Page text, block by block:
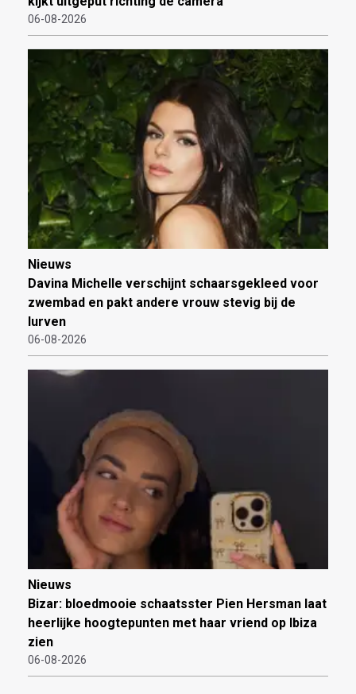
06-08-2026
Nieuws
Davina Michelle verschijnt schaarsgekleed voor
zwembad en pakt andere vrouw stevig bij de
lurven
06-08-2026
Nieuws
Bizar: bloedmooie schaatsster Pien Hersman laat
heerlijke hoogtepunten met haar vriend op Ibiza
zien
06-08-2026